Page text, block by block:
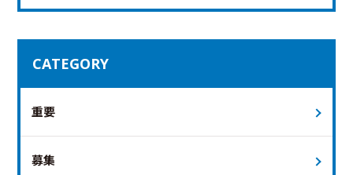
CATEGORY
重要
募集